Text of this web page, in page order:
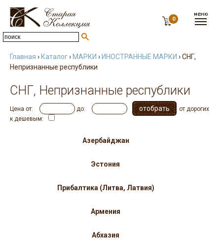
0
Главная › Каталог› МАРКИ › ИНОСТРАННЫЕ МАРКИ › СНГ,
Непризнанные республики
СНГ, Непризнанные республики
Цена от: до:
от дорогих
к дешевым:
Азербайджан
Эстония
Прибалтика (Литва, Латвия)
Армения
Абхазия